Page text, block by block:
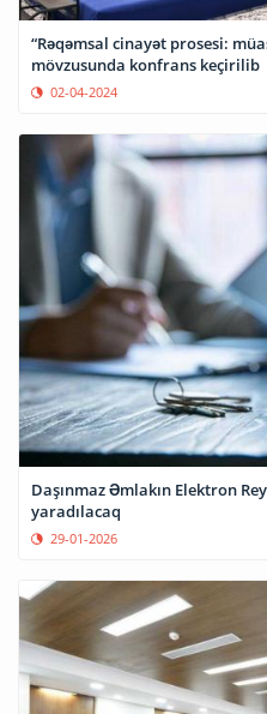
“Rəqəmsal cinayət prosesi:
mövzusunda konfrans keçirilib
02-04-2024
Daşınmaz Əmlakın Elektron
yaradılacaq
29-01-2026